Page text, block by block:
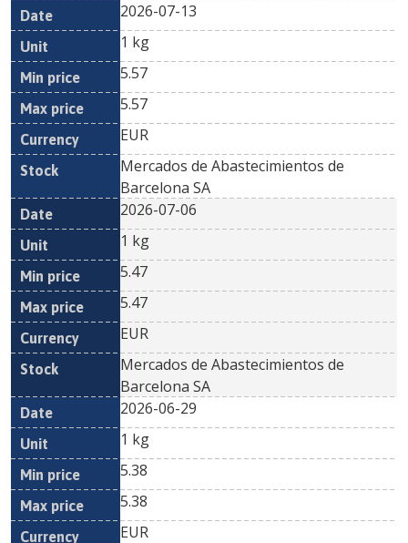
2026-07-13
1 kg
5.57
5.57
EUR
Mercados de Abastecimientos de
Barcelona SA
2026-07-06
1 kg
5.47
5.47
EUR
Mercados de Abastecimientos de
Barcelona SA
2026-06-29
1 kg
5.38
5.38
EUR